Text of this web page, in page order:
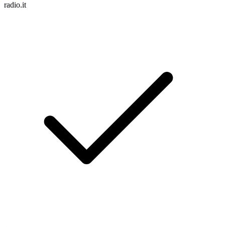
radio.it